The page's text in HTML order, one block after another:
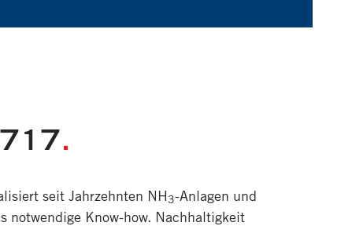
.
seit Jahrzehnten NH3-Anlagen und
notwendige Know-how. Nachhaltigkeit